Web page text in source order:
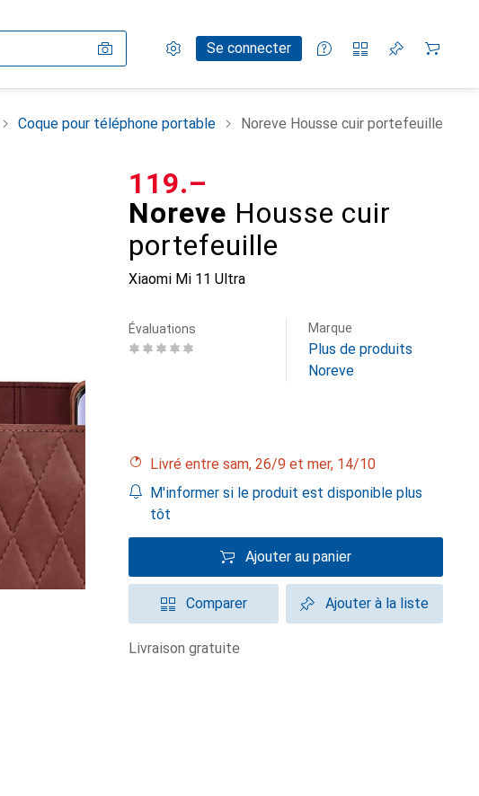
Paramètres
Compte clientSe connecter
Listes de comparaison
Listes d'envies
Panier
Coque pour téléphone portable Noreve Housse cuir portefeuille
Noreve Housse cuir
portefeuille
Xiaomi Mi 11 Ultra
CHF
119.–
Évaluations Marque
Plus de produits
Noreve
Livré entre sam, 26/9 et mer, 14/10
M'informer si le produit est disponible plus
tôt
Ajouter au panier
Comparer Ajouter à la liste
livraison gratuite